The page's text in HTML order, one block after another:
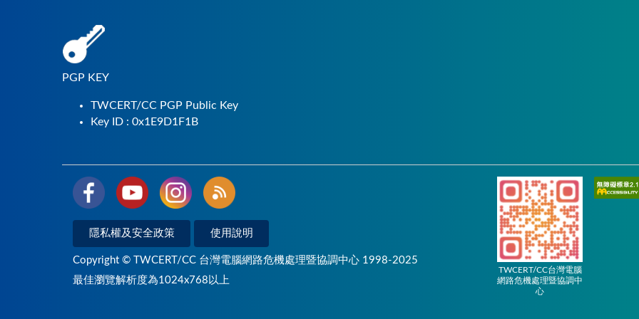
PGP KEY
TWCERT/CC PGP Public Key
Key ID : 0x1E9D1F1B
隱私權及安全政策 使用說明
Copyright © TWCERT/CC 台灣電腦網路危機處理暨協調中心 1998-2025
最佳瀏覽解析度為1024x768以上
TWCERT/CC台灣電腦
網路危機處理暨協調中
心